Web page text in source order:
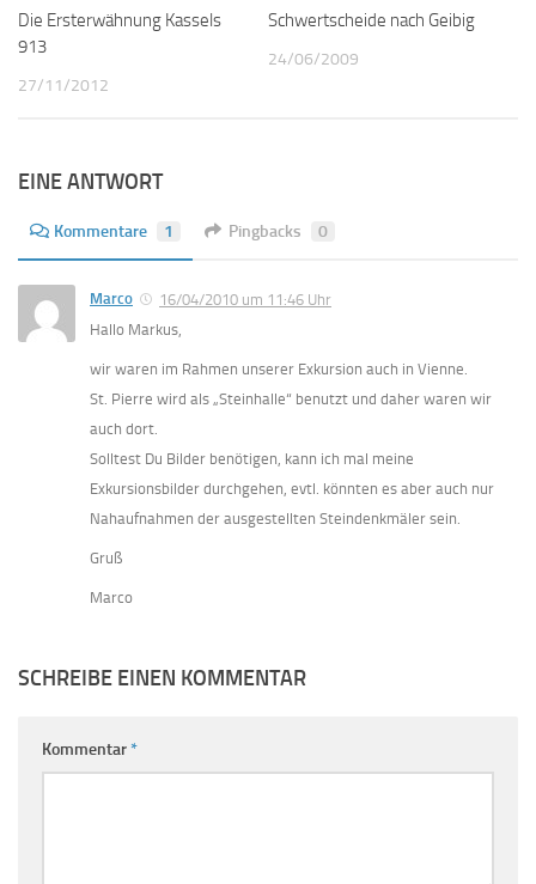
Die Ersterwähnung Kassels
913
27/11/2012
Schwertscheide nach Geibig
24/06/2009
EINE ANTWORT
Kommentare 1 Pingbacks 0
Marco
16/04/2010 um 11:46 Uhr
Hallo Markus,
wir waren im Rahmen unserer Exkursion auch in Vienne.
St. Pierre wird als „Steinhalle“ benutzt und daher waren wir
auch dort.
Solltest Du Bilder benötigen, kann ich mal meine
Exkursionsbilder durchgehen, evtl. könnten es aber auch nur
Nahaufnahmen der ausgestellten Steindenkmäler sein.
Gruß
Marco
SCHREIBE EINEN KOMMENTAR
Kommentar*